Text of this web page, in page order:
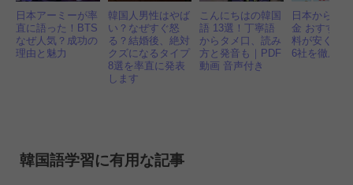
日本アーミーが率
直に語った！BTS
なぜ人気？成功の
理由と魅力
韓国人男性はやば
い？なぜすぐ怒
る？結婚後、絶対
クズになるタイプ
8選を率直に発表
します
こんにちはの韓国
語 13選！丁寧語
からタメ口、読み
方と発音も｜PDF
動画 音声付き
日本から韓
金 おすすめ
料が安くて
6社を徹底比
韓国語学習に有用な記事